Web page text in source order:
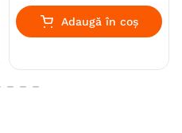
100g
Adaugă în coș